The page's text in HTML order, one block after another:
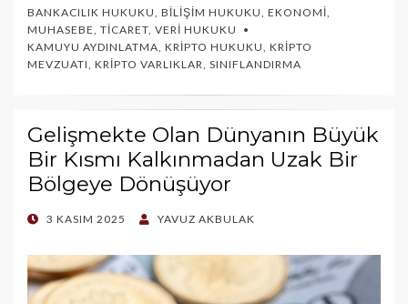
BANKACILIK HUKUKU BILIŞIM HUKUKU EKONOMI
MUHASEBE TICARET VERI HUKUKU
KAMUYU AYDINLATMA KRIPTO HUKUKU KRIPTO
MEVZUATI KRIPTO VARLIKLAR SINIFLANDIRMA
Gelişmekte Olan Dünyanın Büyük
Bir Kısmı Kalkınmadan Uzak Bir
Bölgeye Dönüşüyor
POSTED
3 KASIM 2025 YAVUZ AKBULAK